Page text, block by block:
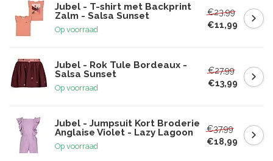
Jubel - T-shirt met Backprint
Zalm - Salsa Sunset
Op voorraad
€23,99
€11,99
Jubel - Rok Tule Bordeaux -
Salsa Sunset
Op voorraad
€27,99
€13,99
Jubel - Jumpsuit Kort Broderie
Anglaise Violet - Lazy Lagoon
Op voorraad
€37,99
€18,99